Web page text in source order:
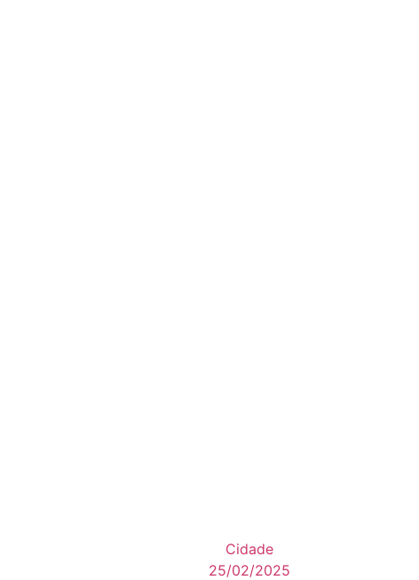
Cidade
25/02/2025